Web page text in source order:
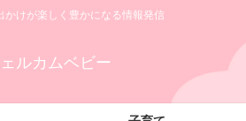
かけが楽しく豊かになる情報発信
ルカムベビー